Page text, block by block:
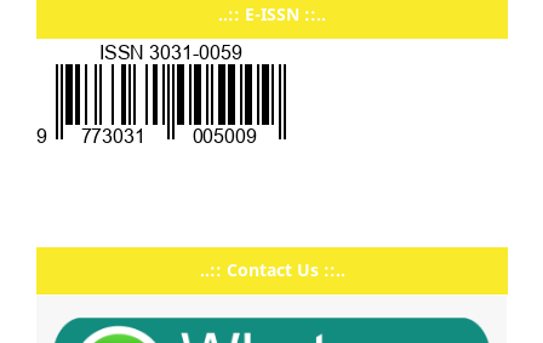
..:: E-ISSN ::..
..:: Contact Us ::..